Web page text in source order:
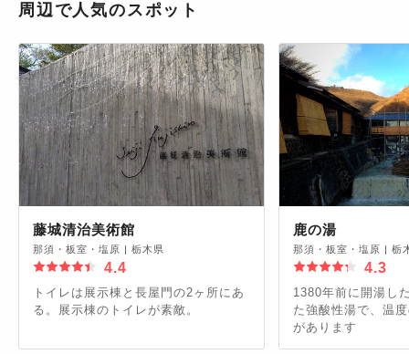
周辺で人気のスポット
藤城清治美術館
那須・板室・塩原 栃木県
4.4
トイレは展示棟と長屋門の2ヶ所にあ
る。展示棟のトイレが素敵。
鹿の湯
那須・板室・塩原 栃
4.3
1380年前に開湯し
た強酸性湯で、温
があります